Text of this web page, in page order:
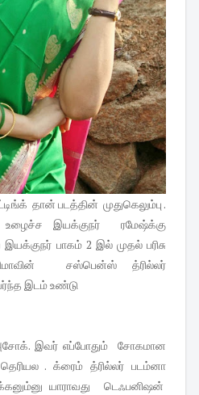
தான் படத்தின் முதுகெலும்பு .
உழைச்ச இயக்குநர் ரமேஷ்க்கு
பாகம் 2 இல் முதல் பரிசு
சஸ்பென்ஸ் த்ரில்லர்
இடம் உண்டு
இவர் எப்போதும் சோகமான
. க்ரைம் த்ரில்லர் படம்னா
யாராவது டெஃபனிஷன்